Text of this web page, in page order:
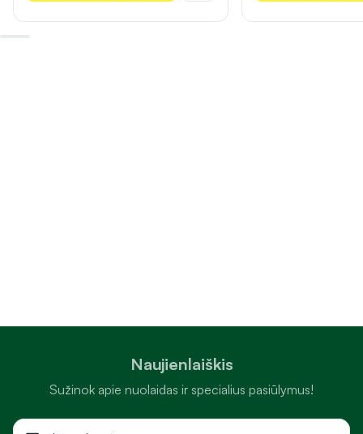
Naujienlaiškis
Sužinok apie nuolaidas ir specialius pasiūlymus!